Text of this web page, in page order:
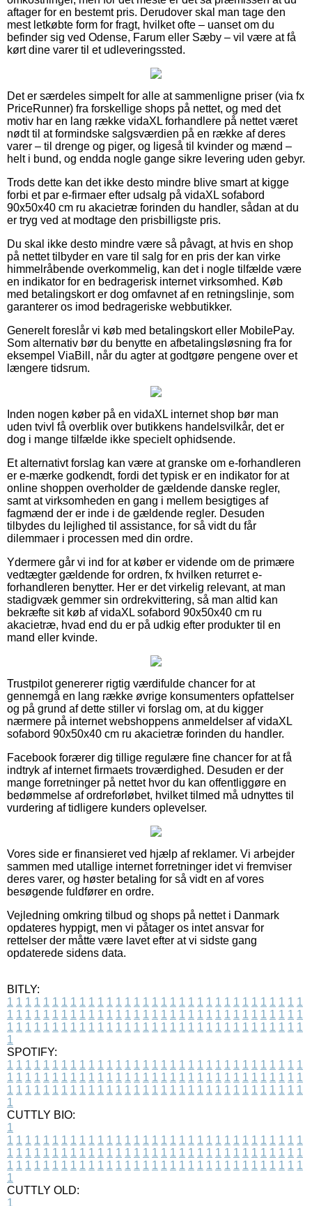
aftager for en bestemt pris. Derudover skal man tage den
mest letkøbte form for fragt, hvilket ofte – uanset om du
befinder sig ved Odense, Farum eller Sæby – vil være at få
kørt dine varer til et udleveringssted.
Det er særdeles simpelt for alle at sammenligne priser (via fx
PriceRunner) fra forskellige shops på nettet, og med det
motiv har en lang række vidaXL forhandlere på nettet været
nødt til at formindske salgsværdien på en række af deres
varer – til drenge og piger, og ligeså til kvinder og mænd –
helt i bund, og endda nogle gange sikre levering uden gebyr.
Trods dette kan det ikke desto mindre blive smart at kigge
forbi et par e-firmaer efter udsalg på vidaXL sofabord
90x50x40 cm ru akacietræ forinden du handler, sådan at du
er tryg ved at modtage den prisbilligste pris.
Du skal ikke desto mindre være så påvagt, at hvis en shop
på nettet tilbyder en vare til salg for en pris der kan virke
himmelråbende overkommelig, kan det i nogle tilfælde være
en indikator for en bedragerisk internet virksomhed. Køb
med betalingskort er dog omfavnet af en retningslinje, som
garanterer os imod bedrageriske webbutikker.
Generelt foreslår vi køb med betalingskort eller MobilePay.
Som alternativ bør du benytte en afbetalingsløsning fra for
eksempel ViaBill, når du agter at godtgøre pengene over et
længere tidsrum.
Inden nogen køber på en vidaXL internet shop bør man
uden tvivl få overblik over butikkens handelsvilkår, det er
dog i mange tilfælde ikke specielt ophidsende.
Et alternativt forslag kan være at granske om e-forhandleren
er e-mærke godkendt, fordi det typisk er en indikator for at
online shoppen overholder de gældende danske regler,
samt at virksomheden en gang i mellem besigtiges af
fagmænd der er inde i de gældende regler. Desuden
tilbydes du lejlighed til assistance, for så vidt du får
dilemmaer i processen med din ordre.
Ydermere går vi ind for at køber er vidende om de primære
vedtægter gældende for ordren, fx hvilken returret e-
forhandleren benytter. Her er det virkelig relevant, at man
stadigvæk gemmer sin ordrekvittering, så man altid kan
bekræfte sit køb af vidaXL sofabord 90x50x40 cm ru
akacietræ, hvad end du er på udkig efter produkter til en
mand eller kvinde.
Trustpilot genererer rigtig værdifulde chancer for at
gennemgå en lang række øvrige konsumenters opfattelser
og på grund af dette stiller vi forslag om, at du kigger
nærmere på internet webshoppens anmeldelser af vidaXL
sofabord 90x50x40 cm ru akacietræ forinden du handler.
Facebook forærer dig tillige regulære fine chancer for at få
indtryk af internet firmaets troværdighed. Desuden er der
mange forretninger på nettet hvor du kan offentliggøre en
bedømmelse af ordreforløbet, hvilket tilmed må udnyttes til
vurdering af tidligere kunders oplevelser.
Vores side er finansieret ved hjælp af reklamer. Vi arbejder
sammen med utallige internet forretninger idet vi fremviser
deres varer, og høster betaling for så vidt en af vores
besøgende fuldfører en ordre.
Vejledning omkring tilbud og shops på nettet i Danmark
opdateres hyppigt, men vi påtager os intet ansvar for
rettelser der måtte være lavet efter at vi sidste gang
opdaterede sidens data.
BITLY:
1 1 1 1 1 1 1 1 1 1 1 1 1 1 1 1 1 1 1 1 1 1 1 1 1 1 1 1 1 1 1 1 1
1 1 1 1 1 1 1 1 1 1 1 1 1 1 1 1 1 1 1 1 1 1 1 1 1 1 1 1 1 1 1 1 1
1 1 1 1 1 1 1 1 1 1 1 1 1 1 1 1 1 1 1 1 1 1 1 1 1 1 1 1 1 1 1 1 1
1
SPOTIFY:
1 1 1 1 1 1 1 1 1 1 1 1 1 1 1 1 1 1 1 1 1 1 1 1 1 1 1 1 1 1 1 1 1
1 1 1 1 1 1 1 1 1 1 1 1 1 1 1 1 1 1 1 1 1 1 1 1 1 1 1 1 1 1 1 1 1
1 1 1 1 1 1 1 1 1 1 1 1 1 1 1 1 1 1 1 1 1 1 1 1 1 1 1 1 1 1 1 1 1
1
CUTTLY BIO:
1
1 1 1 1 1 1 1 1 1 1 1 1 1 1 1 1 1 1 1 1 1 1 1 1 1 1 1 1 1 1 1 1 1
1 1 1 1 1 1 1 1 1 1 1 1 1 1 1 1 1 1 1 1 1 1 1 1 1 1 1 1 1 1 1 1 1
1 1 1 1 1 1 1 1 1 1 1 1 1 1 1 1 1 1 1 1 1 1 1 1 1 1 1 1 1 1 1 1 1
1
CUTTLY OLD:
1